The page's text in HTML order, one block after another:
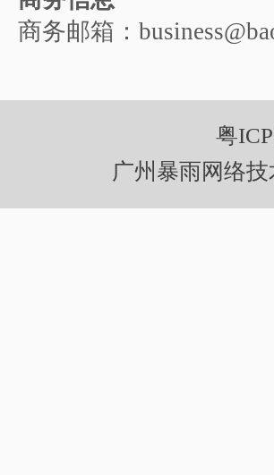
商务邮箱：
粤
广州暴雨网络